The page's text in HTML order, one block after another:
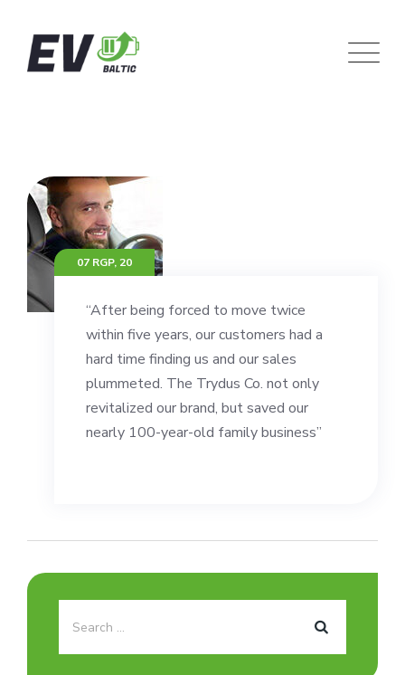
content
07 RGP, 20
“After being forced to move twice
within five years, our customers had a
hard time finding us and our sales
plummeted. The Trydus Co. not only
revitalized our brand, but saved our
nearly 100-year-old family business”